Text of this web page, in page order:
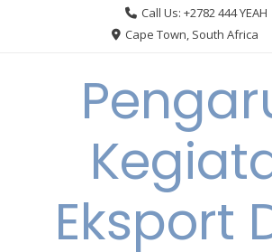
Call Us: +2782 444 YEAH
Cape Town, South Africa
Eksport